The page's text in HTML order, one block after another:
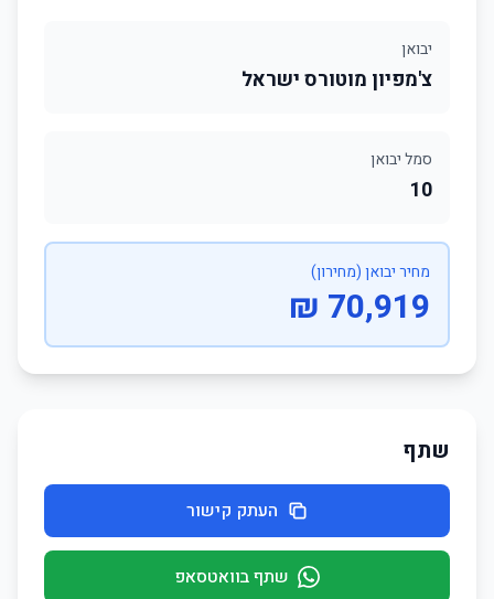
יבואן
צ'מפיון מוטורס ישראל
סמל יבואן
10
מחיר יבואן (מחירון)
70,919 ₪
שתף
העתק קישור
שתף בוואטסאפ